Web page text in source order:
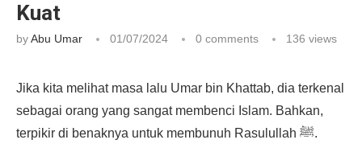
Kuat
byAbu Umar 01/07/2024 0 comments 136 views
Jika kita melihat masa lalu Umar bin Khattab, dia terkenal
sebagai orang yang sangat membenci Islam. Bahkan,
terpikir di benaknya untuk membunuh Rasulullah ﷺ.